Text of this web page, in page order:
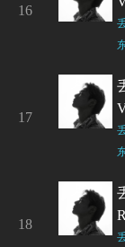
16
17
18